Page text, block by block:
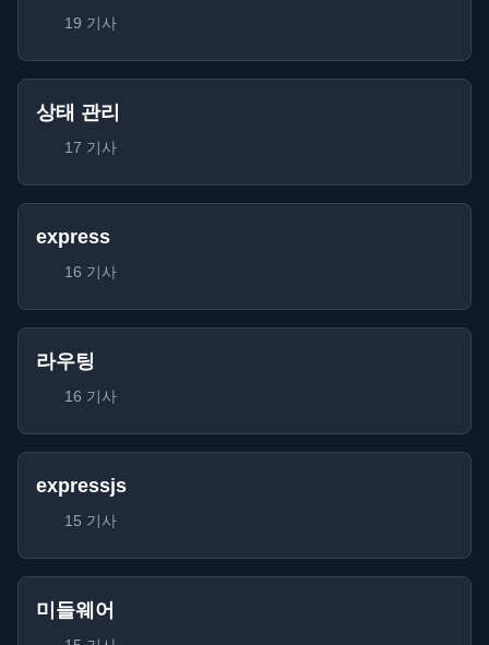
19 기사
상태 관리
17 기사
express
16 기사
라우팅
16 기사
expressjs
15 기사
미들웨어